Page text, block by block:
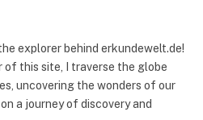
explorer behind erkundewelt.de!
of this site, I traverse the globe
uncovering the wonders of our
a journey of discovery and